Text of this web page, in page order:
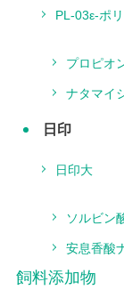
PL‐03ε‐ポ
プロピオ
ナタマイ
日印
日印大
ソルビン
安息香酸
飼料添加物